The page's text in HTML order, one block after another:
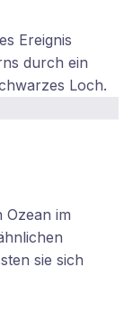
Ereignis
durch ein
Loch.
im
sie sich